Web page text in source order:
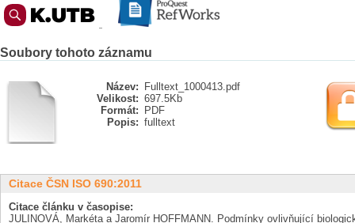
Soubory tohoto záznamu
Název:
Fulltext_1000413.pdf
Velikost: 697.5Kb
Formát:
PDF
Popis: fulltext
Citace ČSN ISO 690:2011
Citace článku v časopise:
JULINOVÁ, Markéta a Jaromír HOFFMANN. Podmínky ovlivňující